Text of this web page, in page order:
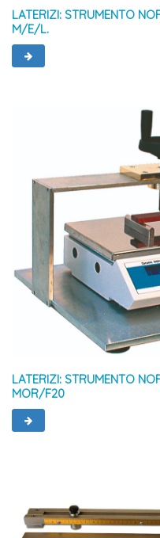
LATERIZI: STRUMENTO
M/E/L.
LATERIZI: STRUMENTO
MOR/F20